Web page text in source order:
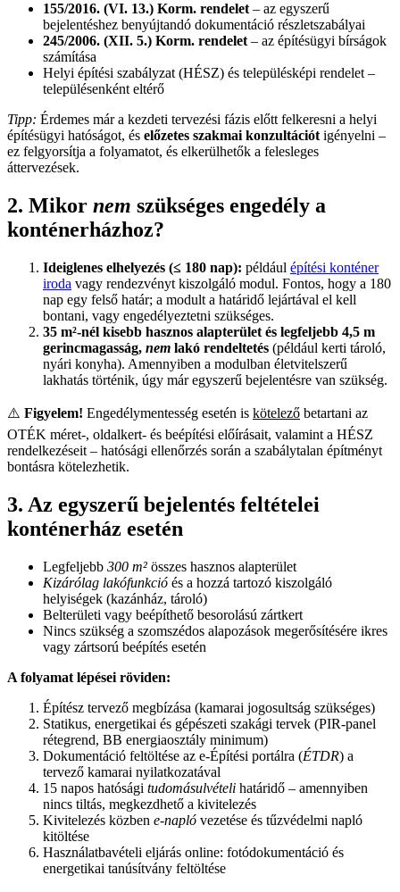
155/2016. (VI. 13.) Korm. rendelet – az egyszerű
bejelentéshez benyújtandó dokumentáció részletszabályai
245/2006. (XII. 5.) Korm. rendelet – az építésügyi bírságok
számítása
Helyi építési szabályzat (HÉSZ) és településképi rendelet –
településenként eltérő
Tipp: Érdemes már a kezdeti tervezési fázis előtt felkeresni a helyi
építésügyi hatóságot, és előzetes szakmai konzultációt igényelni –
ez felgyorsítja a folyamatot, és elkerülhetők a felesleges
áttervezések.
2. Mikor nem szükséges engedély a
konténerházhoz?
Ideiglenes elhelyezés (≤ 180 nap): például építési konténer
iroda vagy rendezvényt kiszolgáló modul. Fontos, hogy a 180
nap egy felső határ; a modult a határidő lejártával el kell
bontani, vagy engedélyeztetni szükséges.
35 m²-nél kisebb hasznos alapterület és legfeljebb 4,5 m
gerincmagasság, nem lakó rendeltetés (például kerti tároló,
nyári konyha). Amennyiben a modulban életvitelszerű
lakhatás történik, úgy már egyszerű bejelentésre van szükség.
⚠️ Figyelem! Engedélymentesség esetén is kötelező betartani az
OTÉK méret-, oldalkert- és beépítési előírásait, valamint a HÉSZ
rendelkezéseit – hatósági ellenőrzés során a szabálytalan építményt
bontásra kötelezhetik.
3. Az egyszerű bejelentés feltételei
konténerház esetén
Legfeljebb 300 m² összes hasznos alapterület
Kizárólag lakófunkció és a hozzá tartozó kiszolgáló
helyiségek (kazánház, tároló)
Belterületi vagy beépíthető besorolású zártkert
Nincs szükség a szomszédos alapozások megerősítésére ikres
vagy zártsorú beépítés esetén
A folyamat lépései röviden:
Építész tervező megbízása (kamarai jogosultság szükséges)
Statikus, energetikai és gépészeti szakági tervek (PIR-panel
rétegrend, BB energiaosztály minimum)
Dokumentáció feltöltése az e-Építési portálra (ÉTDR) a
tervező kamarai nyilatkozatával
15 napos hatósági tudomásulvételi határidő – amennyiben
nincs tiltás, megkezdhető a kivitelezés
Kivitelezés közben e-napló vezetése és tűzvédelmi napló
kitöltése
Használatbavételi eljárás online: fotódokumentáció és
energetikai tanúsítvány feltöltése